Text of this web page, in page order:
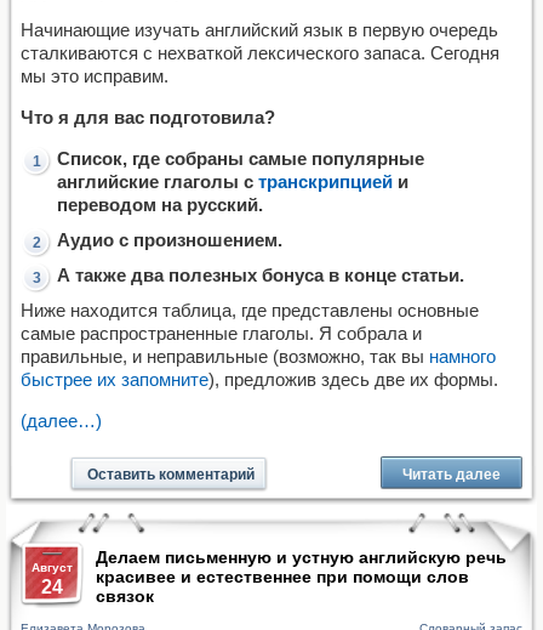
Начинающие изучать английский язык в первую очередь
сталкиваются с нехваткой лексического запаса. Сегодня
мы это исправим.
Что я для вас подготовила?
Список, где собраны самые популярные
английские глаголы с транскрипцией и
переводом на русский.
Аудио с произношением.
А также два полезных бонуса в конце статьи.
Ниже находится таблица, где представлены основные
самые распространенные глаголы. Я собрала и
правильные, и неправильные (возможно, так вы намного
быстрее их запомните), предложив здесь две их формы.
(далее…)
Оставить комментарий Читать далее
Август
24
Делаем письменную и устную английскую речь
красивее и естественнее при помощи слов
связок